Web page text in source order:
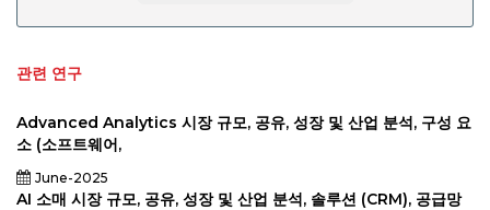
관련 연구
Advanced Analytics 시장 규모, 공유, 성장 및 산업 분석, 구성 요
소 (소프트웨어,
June-2025
AI 소매 시장 규모, 공유, 성장 및 산업 분석, 솔루션 (CRM), 공급망